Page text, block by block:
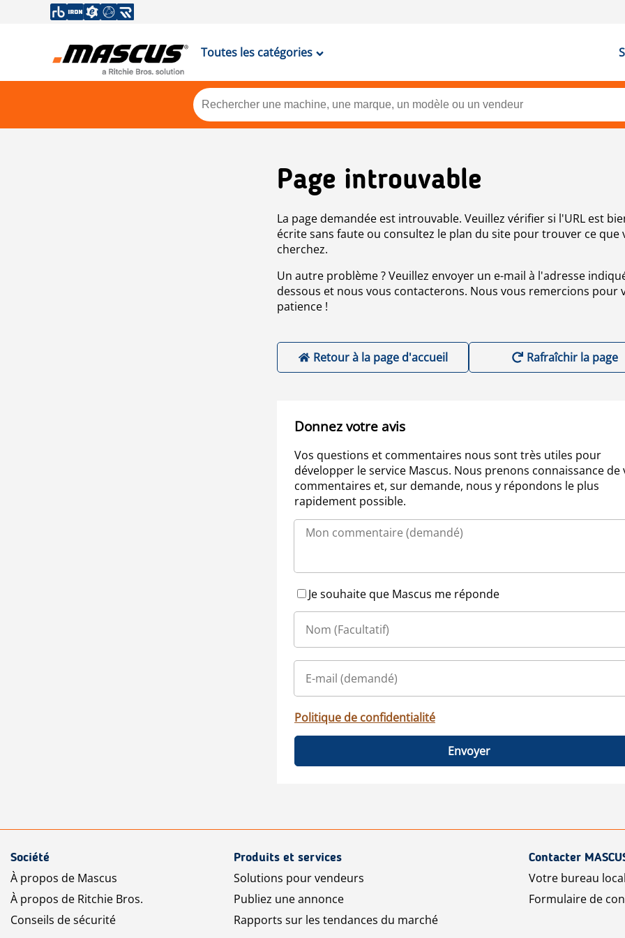
Toutes les catégories
Page introuvable
La page demandée est introuvable. Veuillez vérifier si l'URL est
écrite sans faute ou consultez le plan du site pour trouver ce que
cherchez.
Un autre problème ? Veuillez envoyer un e-mail à l'adresse
dessous et nous vous contacterons. Nous vous remercions pour
patience !
Retour à la page d'accueil Rafraîchir la page
Donnez votre avis
Vos questions et commentaires nous sont très utiles pour
développer le service Mascus. Nous prenons connaissance de
commentaires et, sur demande, nous y répondons le plus
rapidement possible.
Je souhaite que Mascus me réponde
Politique de confidentialité
Envoyer
Société
À propos de Mascus
À propos de Ritchie Bros.
Conseils de sécurité
Produits et services
Solutions pour vendeurs
Publiez une annonce
Rapports sur les tendances du marché
Contacter
Votre bureau
Formulaire de